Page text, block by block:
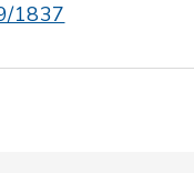
1837